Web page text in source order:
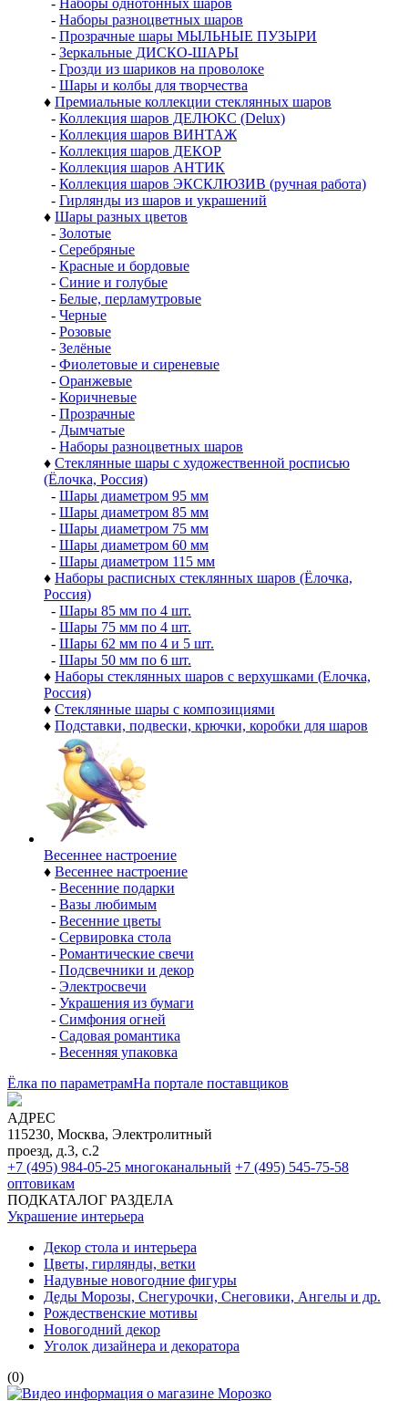
- Наборы однотонных шаров
- Наборы разноцветных шаров
- Прозрачные шары МЫЛЬНЫЕ ПУЗЫРИ
- Зеркальные ДИСКО-ШАРЫ
- Грозди из шариков на проволоке
- Шары и колбы для творчества
♦ Премиальные коллекции стеклянных шаров
- Коллекция шаров ДЕЛЮКС (Delux)
- Коллекция шаров ВИНТАЖ
- Коллекция шаров ДЕКОР
- Коллекция шаров АНТИК
- Коллекция шаров ЭКСКЛЮЗИВ (ручная работа)
- Гирлянды из шаров и украшений
♦ Шары разных цветов
- Золотые
- Серебряные
- Красные и бордовые
- Синие и голубые
- Белые, перламутровые
- Черные
- Розовые
- Зелёные
- Фиолетовые и сиреневые
- Оранжевые
- Коричневые
- Прозрачные
- Дымчатые
- Наборы разноцветных шаров
♦ Стеклянные шары с художественной росписью
(Ёлочка, Россия)
- Шары диаметром 95 мм
- Шары диаметром 85 мм
- Шары диаметром 75 мм
- Шары диаметром 60 мм
- Шары диаметром 115 мм
♦ Наборы расписных стеклянных шаров (Ёлочка,
Россия)
- Шары 85 мм по 4 шт.
- Шары 75 мм по 4 шт.
- Шары 62 мм по 4 и 5 шт.
- Шары 50 мм по 6 шт.
♦ Наборы стеклянных шаров с верхушками (Елочка,
Россия)
♦ Стеклянные шары с композициями
♦ Подставки, подвески, крючки, коробки для шаров
Весеннее настроение
♦ Весеннее настроение
- Весенние подарки
- Вазы любимым
- Весенние цветы
- Сервировка стола
- Романтические свечи
- Подсвечники и декор
- Электросвечи
- Украшения из бумаги
- Симфония огней
- Садовая романтика
- Весенняя упаковка
Ёлка по параметрамНа портале поставщиков
АДРЕС
115230, Москва, Электролитный
проезд, д.3, с.2
+7 (495) 984-05-25 многоканальный +7 (495) 545-75-58
оптовикам
ПОДКАТАЛОГ РАЗДЕЛА
Украшение интерьера
Декор стола и интерьера
Цветы, гирлянды, ветки
Надувные новогодние фигуры
Деды Морозы, Снегурочки, Снеговики, Ангелы и др.
Рождественские мотивы
Новогодний декор
Уголок дизайнера и декоратора
(0)